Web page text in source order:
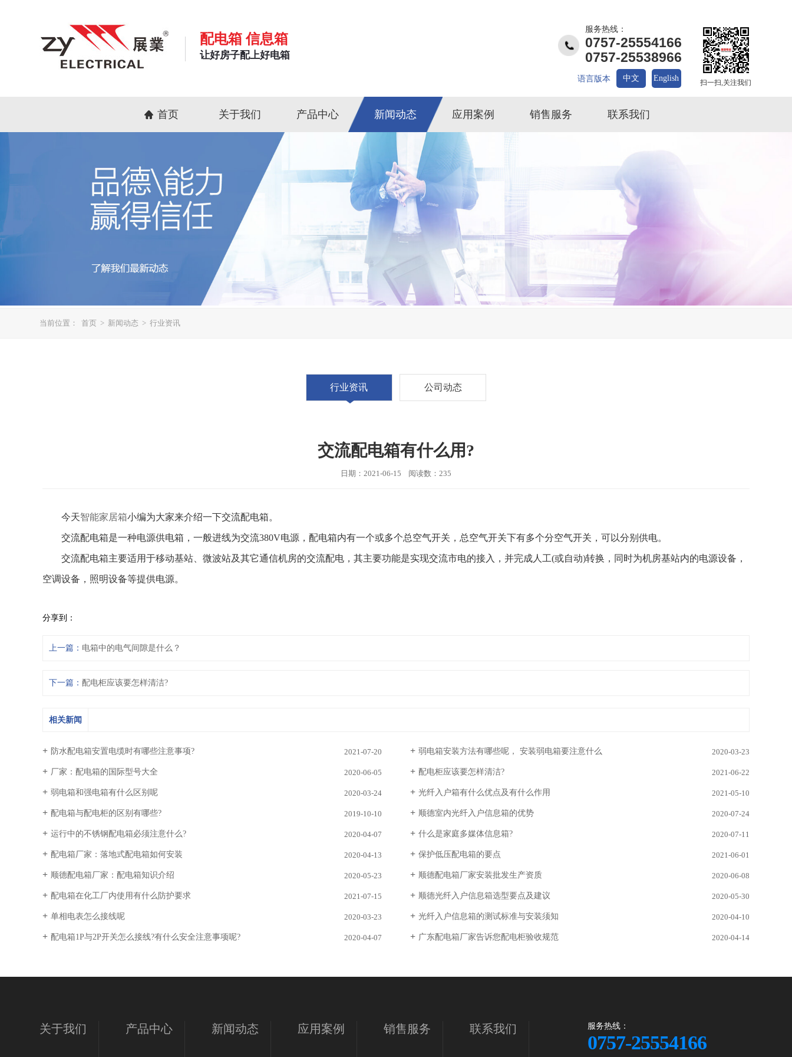
配电箱 信息箱
让好房子配上好电箱
扫一扫,关注我们
服务热线：
0757-25554166
0757-25538966
语言版本 中文 English
首页 关于我们 产品中心 新闻动态 应用案例 销售服务 联系我们
当前位置： 首页 > 新闻动态 > 行业资讯
行业资讯 公司动态
交流配电箱有什么用?
日期：2021-06-15 阅读数：235
今天智能家居箱小编为大家来介绍一下交流配电箱。
交流配电箱是一种电源供电箱，一般进线为交流380V电源，配电箱内有一个或多个总空气开关，总空气开关下有多个分空气开关，可以分别供电。
交流配电箱主要适用于移动基站、微波站及其它通信机房的交流配电，其主要功能是实现交流市电的接入，并完成人工(或自动)转换，同时为机房基站内的电源设备，
空调设备，照明设备等提供电源。
分享到：
上一篇： 电箱中的电气间隙是什么？
下一篇： 配电柜应该要怎样清洁?
相关新闻
防水配电箱安置电缆时有哪些注意事项? 2021-07-20 弱电箱安装方法有哪些呢， 安装弱电箱要注意什么 2020-03-23
厂家：配电箱的国际型号大全 2020-06-05 配电柜应该要怎样清洁? 2021-06-22
弱电箱和强电箱有什么区别呢 2020-03-24 光纤入户箱有什么优点及有什么作用 2021-05-10
配电箱与配电柜的区别有哪些? 2019-10-10 顺德室内光纤入户信息箱的优势 2020-07-24
运行中的不锈钢配电箱必须注意什么? 2020-04-07 什么是家庭多媒体信息箱? 2020-07-11
配电箱厂家：落地式配电箱如何安装 2020-04-13 保护低压配电箱的要点 2021-06-01
顺德配电箱厂家：配电箱知识介绍 2020-05-23 顺德配电箱厂家安装批发生产资质 2020-06-08
配电箱在化工厂内使用有什么防护要求 2021-07-15 顺德光纤入户信息箱选型要点及建议 2020-05-30
单相电表怎么接线呢 2020-03-23 光纤入户信息箱的测试标准与安装须知 2020-04-10
配电箱1P与2P开关怎么接线?有什么安全注意事项呢? 2020-04-07 广东配电箱厂家告诉您配电柜验收规范 2020-04-14
服务热线：
0757-25554166
关于我们 产品中心 新闻动态 应用案例 销售服务 联系我们